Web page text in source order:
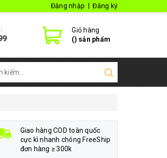
Đăng nhập Đăng ký
Giỏ hàng
() sản phẩm
Giao hàng COD toàn quốc
cực kì nhanh chóng FreeShip
đơn hàng ≥ 300k